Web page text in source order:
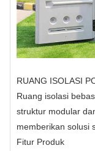
RUANG ISOLASI
Ruang isolasi
struktur modular
memberikan solusi
Fitur Produk